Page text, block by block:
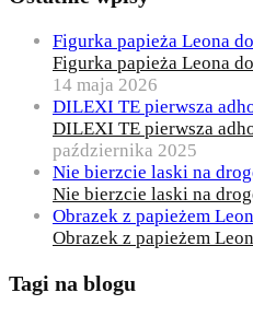
Figurka papieża Leona
Figurka papieża Leona
14 maja 2026
DILEXI TE pierwsza
DILEXI TE pierwsza
października 2025
Nie bierzcie laski na
Nie bierzcie laski na
Obrazek z papieżem
Obrazek z papieżem
Tagi na blogu